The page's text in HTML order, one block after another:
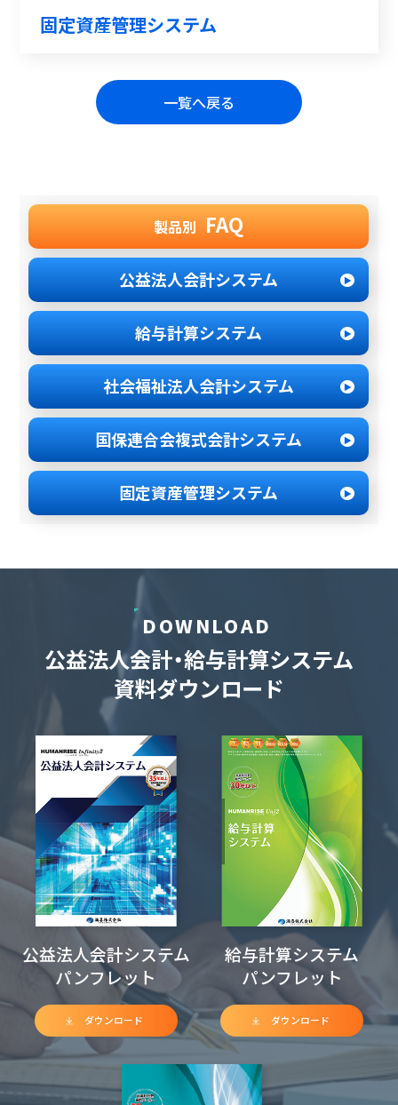
固定資産管理システム
一覧へ戻る
製品別 FAQ
公益法人会計システム
給与計算システム
社会福祉法人会計システム
国保連合会複式会計システム
固定資産管理システム
DOWNLOAD
公益法人会計・給与計算システム
資料ダウンロード
公益法人会計システム
パンフレット
ダウンロード
給与計算システム
パンフレット
ダウンロード